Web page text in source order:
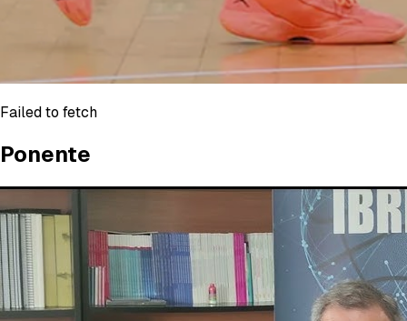
Failed to fetch
Ponente